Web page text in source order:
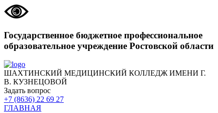
Государственное бюджетное профессиональное
образовательное учреждение Ростовской области
ШАХТИНСКИЙ МЕДИЦИНСКИЙ КОЛЛЕДЖ ИМЕНИ Г.
В. КУЗНЕЦОВОЙ
Задать вопрос
+7 (8636) 22 69 27
ГЛАВНАЯ